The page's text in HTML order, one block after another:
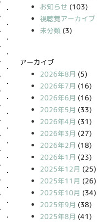
お知らせ (103)
視聴覚アーカイブ
未分類 (3)
アーカイブ
2026年8月 (5)
2026年7月 (16)
2026年6月 (16)
2026年5月 (33)
2026年4月 (31)
2026年3月 (27)
2026年2月 (18)
2026年1月 (23)
2025年12月 (25)
2025年11月 (26)
2025年10月 (34)
2025年9月 (38)
2025年8月 (41)